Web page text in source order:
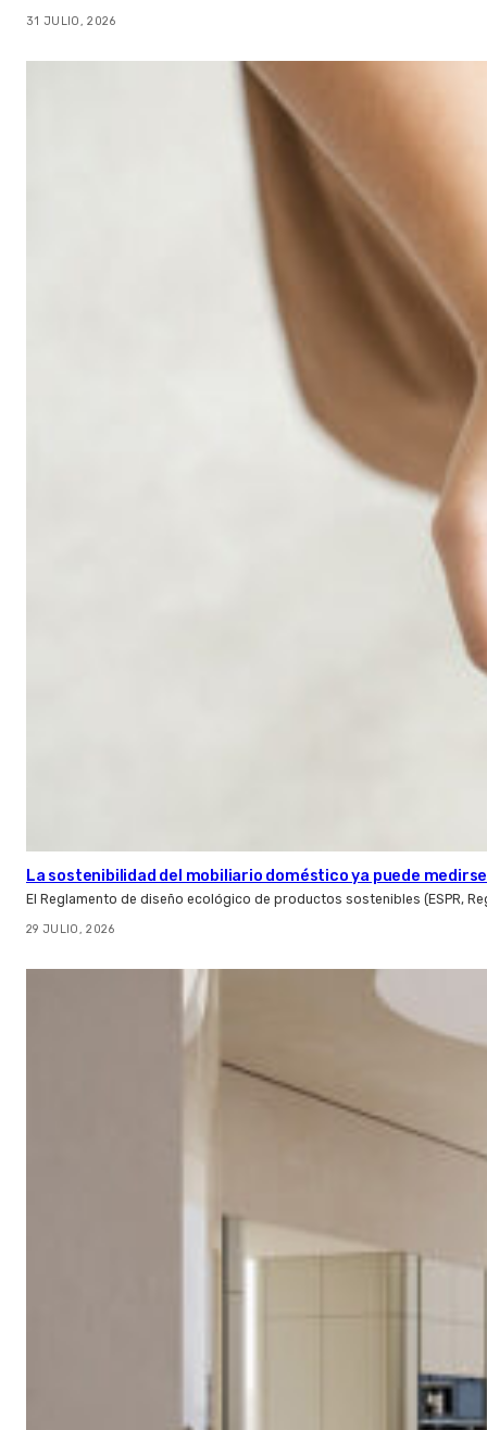
31 JULIO, 2026
La sostenibilidad del mobiliario doméstico ya puede
El Reglamento de diseño ecológico de productos sostenibles (ESPR,
29 JULIO, 2026